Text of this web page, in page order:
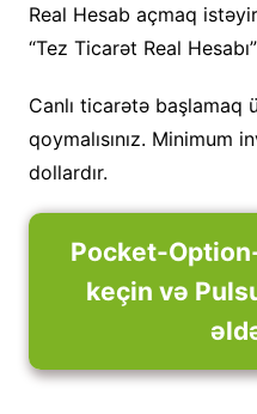
Real Hesab açmaq
“Tez Ticarət Real
Canlı ticarətə başlamaq
qoymalısınız. Minimum
dollardır.
Pocket-
keçin və